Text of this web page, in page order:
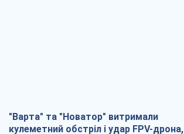
"Варта" та "Новатор" витримали
кулеметний обстріл і удар FPV-дрона,